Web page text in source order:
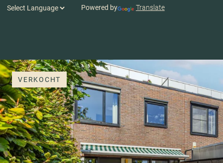
Powered by Translate
VERKOCHT